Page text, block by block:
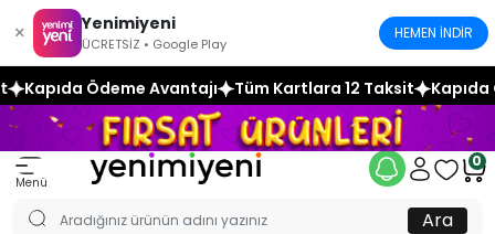
× Yenimiyeni
ÜCRETSİZ • Google Play
HEMEN İNDİR
Avantajı Tüm Kartlara 12 Taksit Kapıda Ödeme
Menü
0
Ara